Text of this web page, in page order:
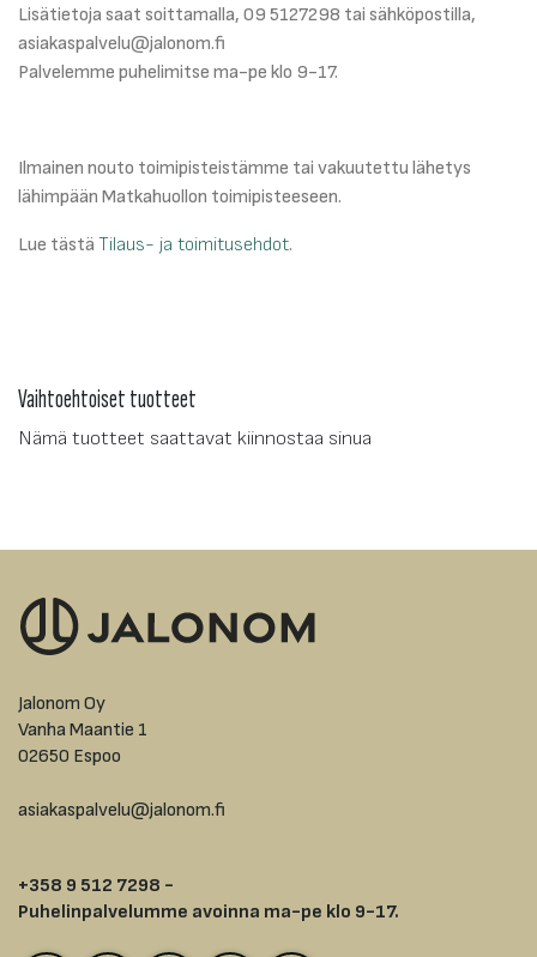
Lisätietoja saat soittamalla, 09 5127298 tai sähköpostilla,
asiakaspalvelu@jalonom.fi
Palvelemme puhelimitse ma-pe klo 9-17.
Ilmainen nouto toimipisteistämme tai vakuutettu lähetys
lähimpään Matkahuollon toimipisteeseen.
Lue tästä Tilaus- ja toimitusehdot.
Vaihtoehtoiset tuotteet
Nämä tuotteet saattavat kiinnostaa sinua
Jalonom Oy
Vanha Maantie 1
02650 Espoo
asiakaspalvelu@jalonom.fi
+358 9 512 7298 -
Puhelinpalvelumme avoinna ma-pe klo 9-17.